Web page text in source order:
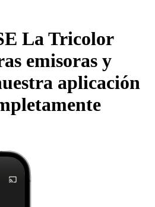
La Tricolor
emisoras y
aplicación